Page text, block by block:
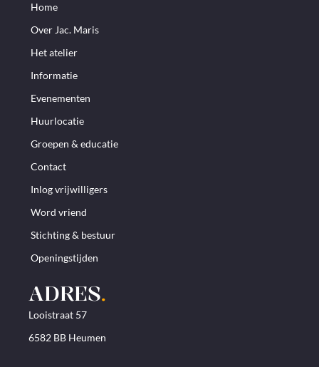
Home
Over Jac. Maris
Het atelier
Informatie
Evenementen
Huurlocatie
Groepen & educatie
Contact
Inlog vrijwilligers
Word vriend
Stichting & bestuur
Openingstijden
ADRES.
Looistraat 57
6582 BB Heumen